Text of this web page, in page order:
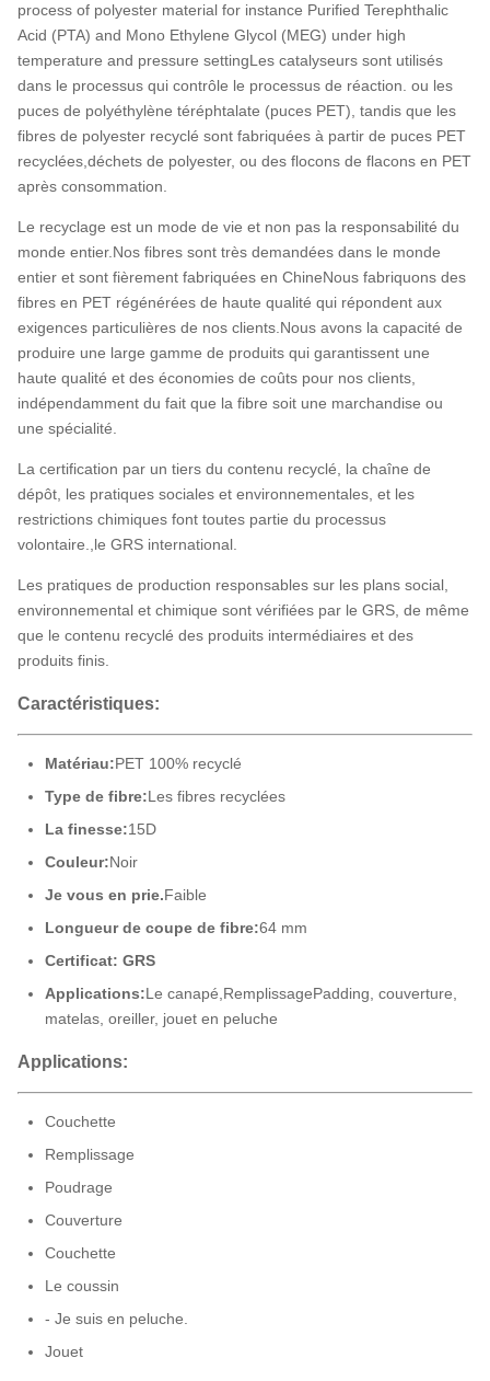
process of polyester material for instance Purified Terephthalic
Acid (PTA) and Mono Ethylene Glycol (MEG) under high
temperature and pressure settingLes catalyseurs sont utilisés
dans le processus qui contrôle le processus de réaction. ou les
puces de polyéthylène téréphtalate (puces PET), tandis que les
fibres de polyester recyclé sont fabriquées à partir de puces PET
recyclées,déchets de polyester, ou des flocons de flacons en PET
après consommation.
Le recyclage est un mode de vie et non pas la responsabilité du
monde entier.Nos fibres sont très demandées dans le monde
entier et sont fièrement fabriquées en ChineNous fabriquons des
fibres en PET régénérées de haute qualité qui répondent aux
exigences particulières de nos clients.Nous avons la capacité de
produire une large gamme de produits qui garantissent une
haute qualité et des économies de coûts pour nos clients,
indépendamment du fait que la fibre soit une marchandise ou
une spécialité.
La certification par un tiers du contenu recyclé, la chaîne de
dépôt, les pratiques sociales et environnementales, et les
restrictions chimiques font toutes partie du processus
volontaire.,le GRS international.
Les pratiques de production responsables sur les plans social,
environnemental et chimique sont vérifiées par le GRS, de même
que le contenu recyclé des produits intermédiaires et des
produits finis.
Caractéristiques:
Matériau:PET 100% recyclé
Type de fibre:Les fibres recyclées
La finesse:15D
Couleur:Noir
Je vous en prie.Faible
Longueur de coupe de fibre:64 mm
Certificat: GRS
Applications:Le canapé, RemplissagePadding, couverture,
matelas, oreiller, jouet en peluche
Applications:
Couchette
Remplissage
Poudrage
Couverture
Couchette
Le coussin
- Je suis en peluche.
Jouet